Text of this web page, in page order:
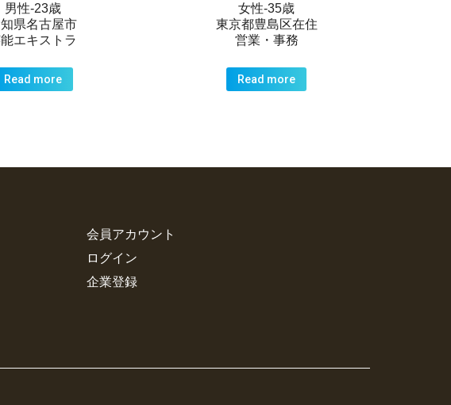
男性-23歳
県名古屋市
エキストラ
Read more
女性-35歳
東京都豊島区在住
営業・事務
Read more
会員アカウント
ログイン
企業登録